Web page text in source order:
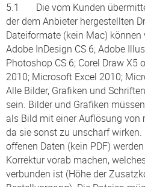
5.1 Die vom Kunden
der dem Anbieter hergestellten
Dateiformate (kein Mac) können
Adobe InDesign CS 6; Adobe
Photoshop CS 6; Corel Draw X5
2010; Microsoft Excel 2010;
Alle Bilder, Grafiken und
sein. Bilder und Grafiken
als Bild mit einer Auflösung von
da sie sonst zu unscharf
offenen Daten (kein PDF)
Korrektur vorab machen,
verbunden ist (Höhe der